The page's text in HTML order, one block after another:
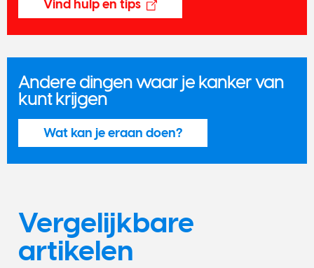
Vind hulp en tips
Andere dingen waar je kanker van
kunt krijgen
Wat kan je eraan doen?
Vergelijkbare
artikelen